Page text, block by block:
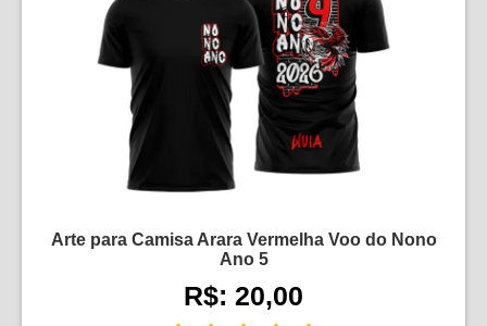
Arte para Camisa Arara Vermelha Voo do Nono
Ano 5
R$: 20,00